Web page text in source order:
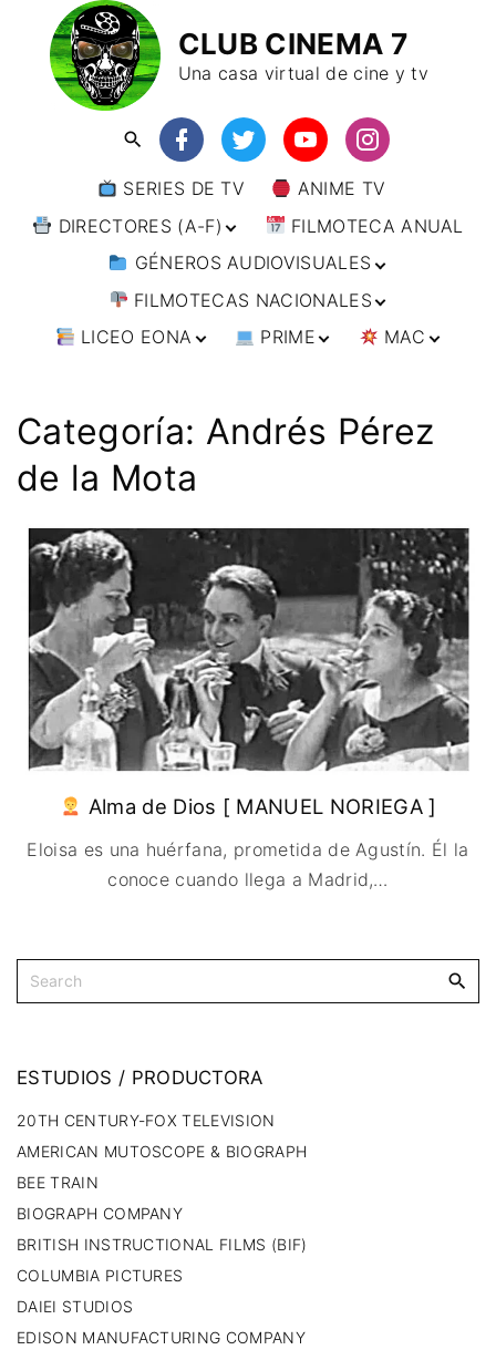
CLUB CINEMA 7
Una casa virtual de cine y tv
SERIES DE TV
ANIME TV
DIRECTORES (A-F)
DIRECTORES (F-L)
DIRECTORES (L-
W)
FILMOTECA ANUAL
GÉNEROS AUDIOVISUALES
ANIMACIÓN
ARTES MARCIALES
CINE DOCUMENTAL
CINE NEGRO / CRIMEN /
ESPIONAJE
ÉPICO / MITOLÓGICO
EXPERIMENTOS
FANTÁSTICO
MUSICAL
TERROR
WESTERN / CHAMBARA
FILMOTECAS NACIONALES
AFRICA
BRASIL
CHILE
URUGUAY
ASIA
INDIA
JAPÓN
EUROPA
ALEMANIA
DINAMARCA
ESPAÑA
FRANCIA
ITALIA
PAISES BAJOS
REINO UNIDO
SERBIA​
SUECIA
OCEANIA
LICEO EONA
TALLERES
ONLINE
FILM DOCTOR
SERVICIOS DE
COMPUTACIÓN
DISEÑO WEB
CONTACTO
TARJETA
DIGITAL
PRIME
IMPRESCINDIBLES
MAC
🗨 CÓMICS
Categoría: Andrés Pérez
de la Mota
Alma de Dios [ MANUEL NORIEGA ]
Eloisa es una huérfana, prometida de Agustín. Él la
conoce cuando llega a Madrid,…
ESTUDIOS / PRODUCTORA
20TH CENTURY-FOX TELEVISION
AMERICAN MUTOSCOPE & BIOGRAPH
BEE TRAIN
BIOGRAPH COMPANY
BRITISH INSTRUCTIONAL FILMS (BIF)
COLUMBIA PICTURES
DAIEI STUDIOS
EDISON MANUFACTURING COMPANY